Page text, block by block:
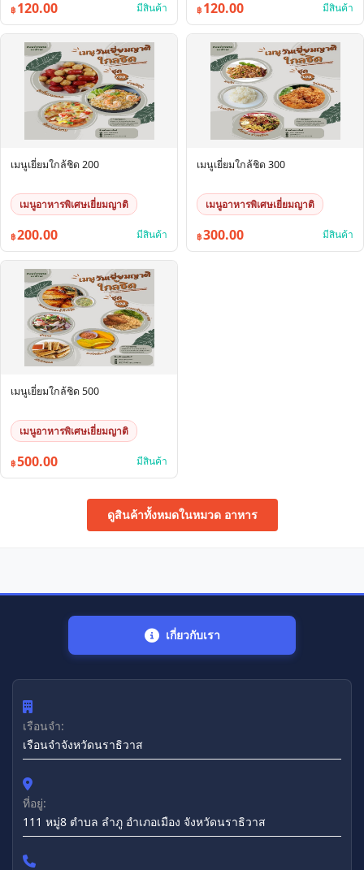
฿ 120.00 มีสินค้า ฿ 120.00 มีสินค้า
เมนูเยี่ยมใกล้ชิด 200
เมนูอาหารพิเศษเยี่ยมญาติ
฿200.00 มีสินค้า
เมนูเยี่ยมใกล้ชิด 300
เมนูอาหารพิเศษเยี่ยมญาติ
฿300.00 มีสินค้า
เมนูเยี่ยมใกล้ชิด 500
เมนูอาหารพิเศษเยี่ยมญาติ
฿500.00 มีสินค้า
ดูสินค้าทั้งหมดในหมวด อาหาร
เกี่ยวกับเรา
เรือนจำ:
เรือนจำจังหวัดนราธิวาส
ที่อยู่:
111 หมู่8 ตำบล ลำภู อำเภอเมือง จังหวัดนราธิวาส